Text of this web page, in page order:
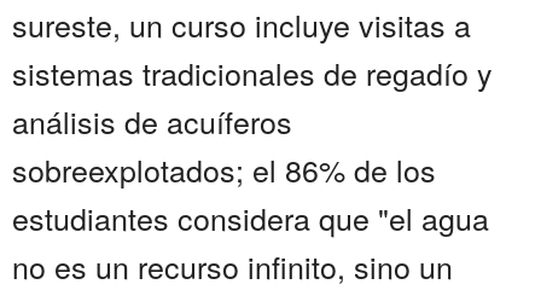
sureste, un curso incluye visitas a
sistemas tradicionales de regadío y
análisis de acuíferos
sobreexplotados; el 86% de los
estudiantes considera que "el agua
no es un recurso infinito, sino un